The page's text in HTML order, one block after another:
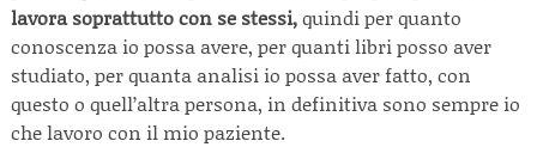
lavora soprattutto con se stessi,quindi per quanto
conoscenza io possa avere, per quanti libri posso aver
studiato, per quanta analisi io possa aver fatto, con
questo o quell’altra persona, in definitiva sono sempre io
che lavoro con il mio paziente.